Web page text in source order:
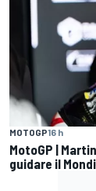
MOTOGP16 h
MotoGP |
guidare il